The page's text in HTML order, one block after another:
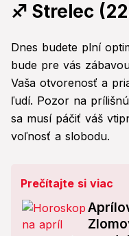
♐ Strelec
Dnes budete plní
bude pre vás
Vaša otvorenosť a
ľudí. Pozor na
sa musí páčiť váš
voľnosť a slobodu.
Prečítajte si viac